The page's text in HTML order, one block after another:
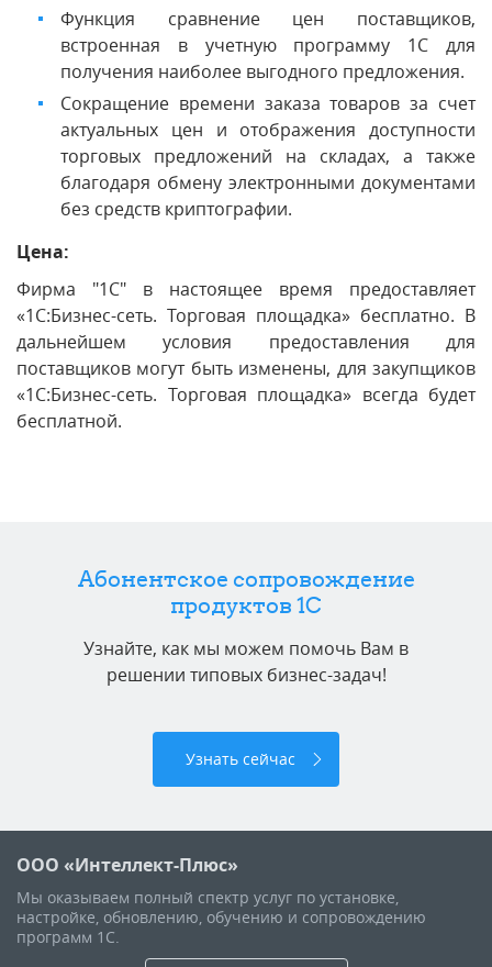
Функция сравнение цен поставщиков,
встроенная в учетную программу 1С для
получения наиболее выгодного предложения.
Сокращение времени заказа товаров за счет
актуальных цен и отображения доступности
торговых предложений на складах, а также
благодаря обмену электронными документами
без средств криптографии.
Цена:
Фирма "1С" в настоящее время предоставляет
«1С:Бизнес-сеть. Торговая площадка» бесплатно. В
дальнейшем условия предоставления для
поставщиков могут быть изменены, для закупщиков
«1С:Бизнес-сеть. Торговая площадка» всегда будет
бесплатной.
Абонентское сопровождение
продуктов 1C
Узнайте, как мы можем помочь Вам в
решении типовых бизнес-задач!
Узнать сейчас
ООО «Интеллект-Плюс»
Мы оказываем полный спектр услуг по установке,
настройке, обновлению, обучению и сопровождению
программ 1С.